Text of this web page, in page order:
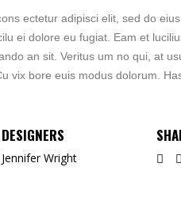
ectetur adipisci elit, sed do
ei dolore eu fugiat. Eam et
an sit. Veritus um no qui, at
vix bore euis modus dolorum.
DESIGNERS
Jennifer Wright